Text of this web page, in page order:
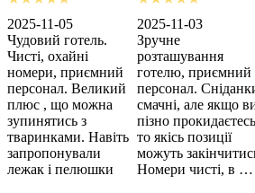
2025-11-05
Чудовий готель.
Чисті, охайні
номери, приємний
персонал. Великий
плюс , що можна
зупинятись з
тваринками. Навіть
запропонували
лежак і пелюшки
2025-11-03
Зручне
розташування
готелю, приємний
персонал.
смачні, але якщо
пізно
то якісь позиції
можуть
Номери чисті, в …